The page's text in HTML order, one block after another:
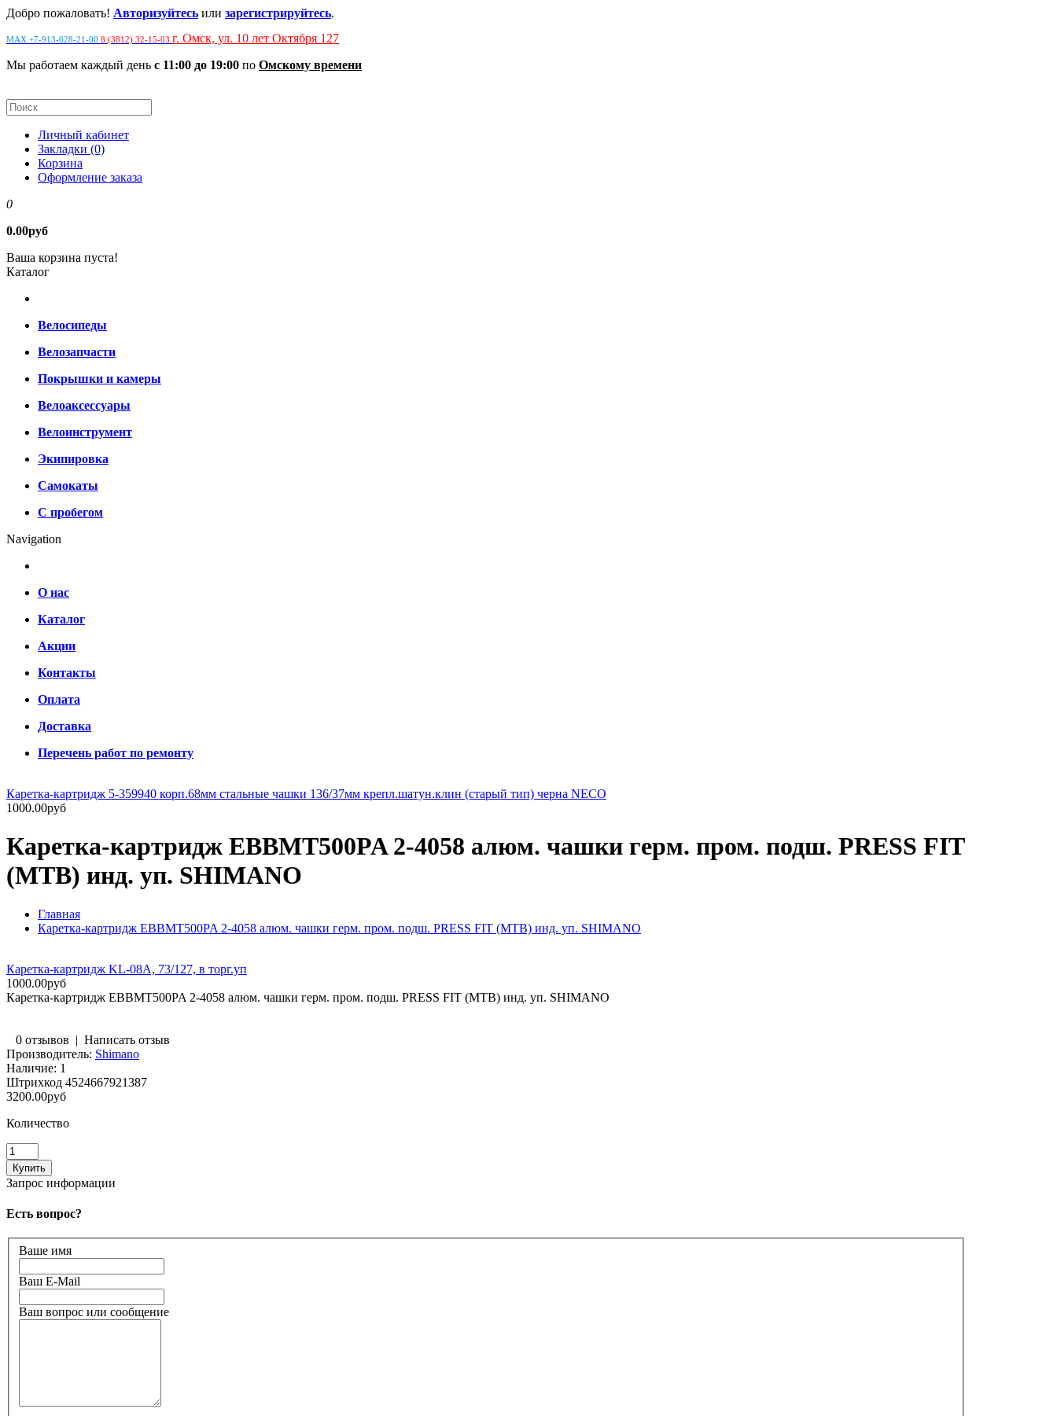
Добро пожаловать! Авторизуйтесь или зарегистрируйтесь.
MAX +7-913-628-21-00 8 (3812) 32-15-03 г. Омск, ул. 10 лет Октября 127
Мы работаем каждый день с 11:00 до 19:00 по Омскому времени
Личный кабинет
Закладки (0)
Корзина
Оформление заказа
0
0.00руб
Ваша корзина пуста!
Каталог
Велосипеды
Велозапчасти
Покрышки и камеры
Велоаксессуары
Велоинструмент
Экипировка
Самокаты
С пробегом
Navigation
О нас
Каталог
Акции
Контакты
Оплата
Доставка
Перечень работ по ремонту
Каретка-картридж 5-359940 корп.68мм стальные чашки 136/37мм крепл.шатун.клин (старый тип) черна NECO
1000.00руб
Каретка-картридж EBBMT500PA 2-4058 алюм. чашки герм. пром. подш. PRESS FIT
(MTB) инд. уп. SHIMANO
Главная
Каретка-картридж EBBMT500PA 2-4058 алюм. чашки герм. пром. подш. PRESS FIT (MTB) инд. уп. SHIMANO
Каретка-картридж KL-08A, 73/127, в торг.уп
1000.00руб
Каретка-картридж EBBMT500PA 2-4058 алюм. чашки герм. пром. подш. PRESS FIT (MTB) инд. уп. SHIMANO
0 отзывов | Написать отзыв
Производитель: Shimano
Наличие: 1
Штрихкод 4524667921387
3200.00руб
Количество
Запрос информации
Есть вопрос?
Ваше имя
Ваш E-Mail
Ваш вопрос или сообщение